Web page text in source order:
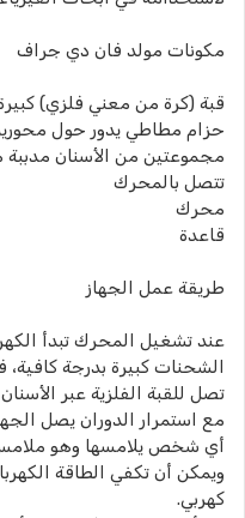
مكونات مولد فان دي جراف
قبة (كرة من معني فلزي)
حزام مطاطي يدور حول
مجموعتين من الأسنان
تتصل بالمحرك
محرك
قاعدة
طريقة عمل الجهاز
عند تشغيل المحرك تبدأ
الشحنات كبيرة بدرجة
تصل للقبة الفلزية عبر
مع استمرار الدوران يصل
أي شخص يلامسها وهو
ويمكن أن تكفي الطاقة
كهربي.